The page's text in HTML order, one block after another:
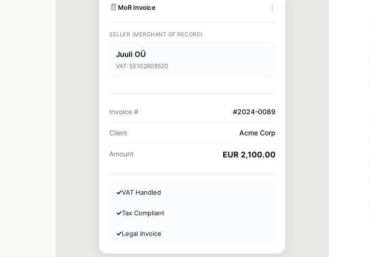
📄 MoR Invoice ⋮
SELLER (MERCHANT OF RECORD)
Juuli OÜ
VAT: EE102608520